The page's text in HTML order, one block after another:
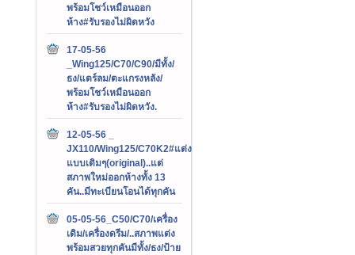
พร้อมโชว์เหมือนออก
ห้าง#รับรองไม่ผิดหวัง
17-05-56
_Wing125/C70/C90/มีทั้ง/
ธง/แตร์ลม/ตะแกรงหลัง/
พร้อมโชว์เหมือนออก
ห้าง#รับรองไม่ผิดหวัง.
12-05-56 _
JX110/Wing125/C70K2#แต่ง
แบบเดิมๆ(original)..แต่
สภาพใหม่ออกห้างทั้ง 13
คัน..มีทะเบียนโอนได้ทุกคัน
05-05-56_C50/C70/เครื่อง
เดิม/เครื่องดรีม/..สภาพแต่ง
พร้อมสวยทุกคันมีทั้ง/ธง/ป้าย